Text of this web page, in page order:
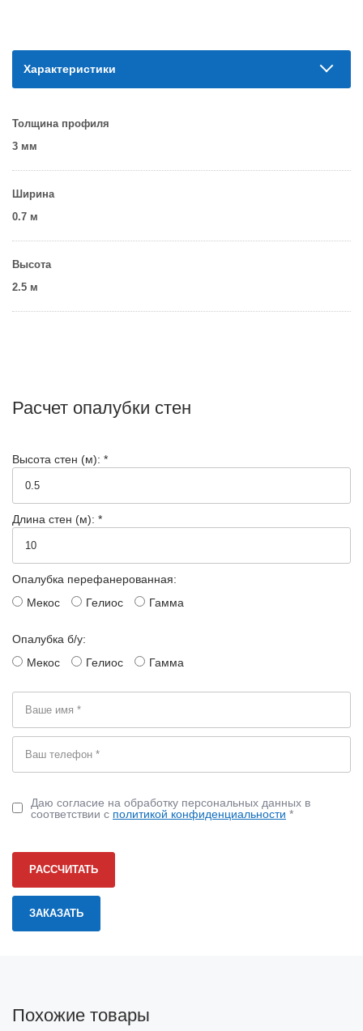
Характеристики
Толщина профиля
3 мм
Ширина
0.7 м
Высота
2.5 м
Расчет опалубки стен
Высота стен (м): *
Длина стен (м): *
Опалубка перефанерованная:
Мекос
Гелиос Гамма
Опалубка б/у:
Мекос
Гелиос Гамма
Даю согласие на обработку персональных данных в
соответствии с политикой конфиденциальности *
РАССЧИТАТЬ
Похожие товары